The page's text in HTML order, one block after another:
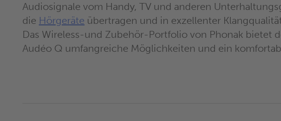
Audiosignale vom Handy, TV und anderen
die Hörgeräte übertragen und in exzellenter
Das Wireless-und Zubehör-Portfolio von Phonak bietet
Audéo Q umfangreiche Möglichkeiten und ein